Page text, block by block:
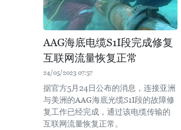
AAG海底电缆S1I段完成修复
互联网流量恢复正常
24/05/2023 07:57
据官方5月24日公布的消息，连接亚洲
与美洲的AAG海底光缆S1I段的故障修
复工作已经完成，通过该电缆传输的
互联网流量恢复正常。